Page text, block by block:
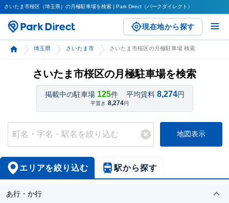
さいたま市桜区（埼玉県）の月極駐車場を検索 | Park Direct（パークダイレクト）
現在地から探す
埼玉県 さいたま市 さいたま市桜区の月極駐車場 検索
さいたま市桜区の月極駐車場を検索
掲載中の駐車場 125件 平均賃料 8,274円
平置き 8,274円
地図表示
エリアを絞り込む 駅から探す
あ行・か行